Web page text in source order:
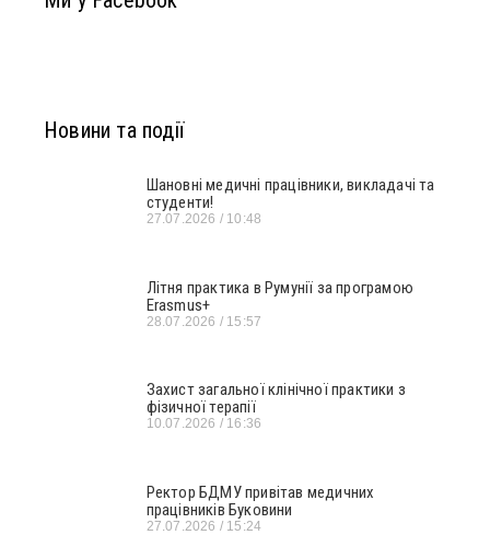
Новини та події
Шановні медичні працівники, викладачі та
студенти!
27.07.2026 10:48
Літня практика в Румунії за програмою
Erasmus+
28.07.2026 15:57
Захист загальної клінічної практики з
фізичної терапії
10.07.2026 16:36
Ректор БДМУ привітав медичних
працівників Буковини
27.07.2026 15:24